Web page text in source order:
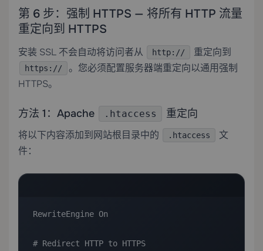
第 6 步：强制 HTTPS — 将所有 HTTP 流量
重定向到 HTTPS
安装 SSL 不会自动将访问者从 http:// 重定向到
https://
。您必须配置服务器端重定向以通用强制
HTTPS。
方法 1：Apache .htaccess 重定向
将以下内容添加到网站根目录中的 .htaccess
文
件：
RewriteEngine On
# Redirect HTTP to HTTPS